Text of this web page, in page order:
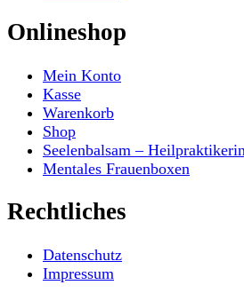
Onlineshop
Mein Konto
Kasse
Warenkorb
Shop
Seelenbalsam –
Mentales Frauenboxen
Rechtliches
Datenschutz
Impressum